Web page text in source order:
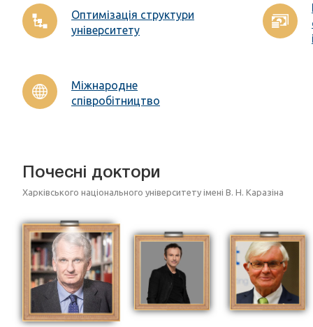
Оптимізація структури
університету
Міжнародне
співробітництво
Почесні доктори
Харківського національного університету імені В. Н. Каразіна